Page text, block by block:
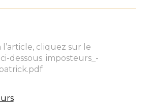
cliquez sur le
dessous. imposteurs_-